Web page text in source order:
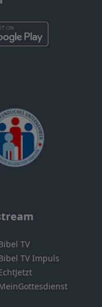
TV
TV Impuls